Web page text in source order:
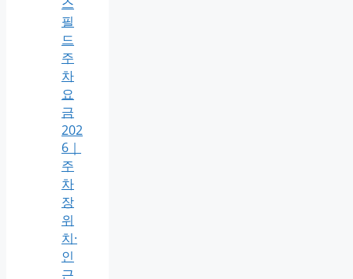
필
드
주
차
요
금
202
6｜
주
차
장
위
치·
인
근